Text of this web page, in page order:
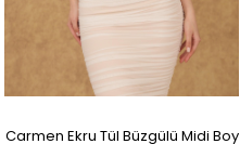
Carmen Ekru Tül Büzgülü Midi Boy